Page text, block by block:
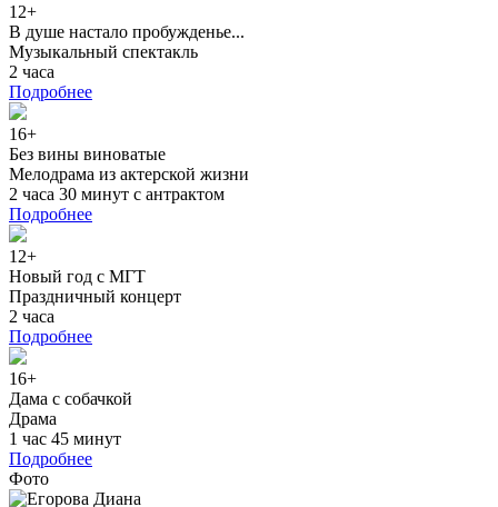
12+
В душе настало пробужденье...
Музыкальный спектакль
2 часа
Подробнее
16+
Без вины виноватые
Мелодрама из актерской жизни
2 часа 30 минут с антрактом
Подробнее
12+
Новый год с МГТ
Праздничный концерт
2 часа
Подробнее
16+
Дама с собачкой
Драма
1 час 45 минут
Подробнее
Фото